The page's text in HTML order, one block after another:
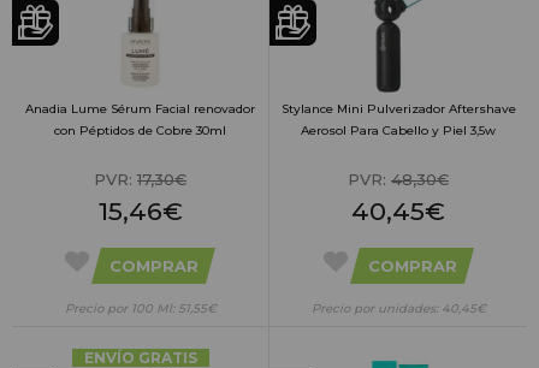
Anadia Lume Sérum Facial renovador
con Péptidos de Cobre 30ml
PVR: 17,30€
15,46€
COMPRAR
Precio por 100 Ml: 51,55€
Stylance Mini Pulverizador Aftershave
Aerosol Para Cabello y Piel 3,5w
PVR: 48,30€
40,45€
COMPRAR
Precio por unidades: 40,45€
ENVÍO GRATIS